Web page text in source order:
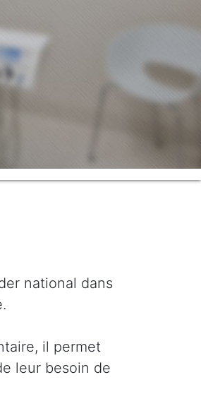
national dans
il permet
leur besoin de